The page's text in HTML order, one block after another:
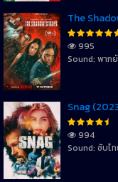
The
995
Sound: พาก
Snag
994
Sound: ซับไ